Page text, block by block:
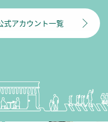
式アカウント一覧